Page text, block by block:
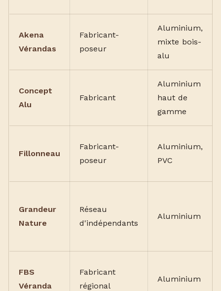
Akena
Vérandas
Fabricant-
poseur
Aluminium,
mixte bois-
alu
Concept
Alu
Fabricant
Aluminium
haut de
gamme
Fillonneau
Fabricant-
poseur
Aluminium,
PVC
Grandeur
Nature
Réseau
d'indépendants
Aluminium
FBS
Véranda
Fabricant
régional
Aluminium